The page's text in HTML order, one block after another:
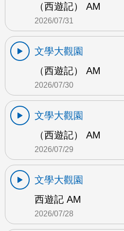
（西遊記） AM
2026/07/31
文學大觀園
（西遊記） AM
2026/07/30
文學大觀園
（西遊記） AM
2026/07/29
文學大觀園
西遊記 AM
2026/07/28